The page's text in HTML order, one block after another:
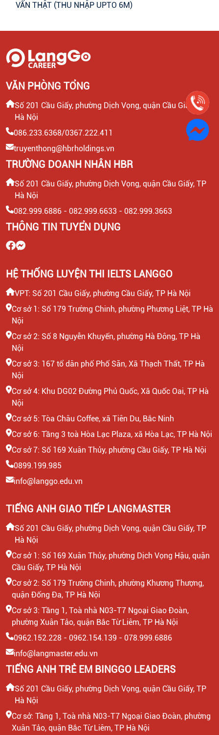
VẤN THẬT (THU NHẬP UPTO 6M)
CHUYÊN VIÊN CONTENT VIRAL (FANPAGE
CHUYÊN VIÊN TƯ VẤN GIÁO DỤC (THU NHẬP UPTO
30 TRIỆU)
LEADER SALE/ TRƯỞNG NHÓM KINH DOANH/ TƯ
VẤN TUYỂN SINH
CTV KIỂM TRA NĂNG LỰC TIẾNG ANH ĐẦU VÀO CHO
HỌC VIÊN
HEADTEACHER MẢNG TIẾNG ANH TRẺ EM
VĂN PHÒNG TỔNG
Số 201 Cầu Giấy, phường Dịch Vọng, quận Cầu Giấy, TP
Hà Nội
086.233.6368/0367.222.411
truyenthong@hbrholdings.vn
TRƯỜNG DOANH NHÂN HBR
Số 201 Cầu Giấy, phường Dịch Vọng, quận Cầu Giấy, TP
Hà Nội
082.999.6886 - 082.999.6633 - 082.999.3663
THÔNG TIN TUYỂN DỤNG
HỆ THỐNG LUYỆN THI IELTS LANGGO
VPT: Số 201 Cầu Giấy, phường Cầu Giấy, TP Hà Nội
Cơ sở 1: Số 179 Trường Chinh, phường Phương Liệt, TP Hà
Nội
Cơ sở 2: Số 8 Nguyễn Khuyến, phường Hà Đông, TP Hà
Nội
Cơ sở 3: 167 tổ dân phố Phố Săn, Xã Thạch Thất, TP Hà
Nội
Cơ sở 4: Khu DG02 Đường Phủ Quốc, Xã Quốc Oai, TP Hà
Nội
Cơ sở 5: Tòa Châu Coffee, xã Tiên Du, Bắc Ninh
Cơ sở 6: Tầng 3 toà Hòa Lạc Plaza, xã Hòa Lạc, TP Hà Nội
Cơ sở 7: Số 169 Xuân Thủy, phường Cầu Giấy, TP Hà Nội
0899.199.985
info@langgo.edu.vn
TIẾNG ANH GIAO TIẾP LANGMASTER
Số 201 Cầu Giấy, phường Dịch Vọng, quận Cầu Giấy, TP
Hà Nội
Cơ sở 1: Số 169 Xuân Thủy, phường Dịch Vọng Hậu, quận
Cầu Giấy, TP Hà Nội
Cơ sở 2: Số 179 Trường Chinh, phường Khương Thượng,
quận Đống Đa, TP Hà Nội
Cơ sở 3: Tầng 1, Toà nhà N03-T7 Ngoại Giao Đoàn,
phường Xuân Tảo, quận Bắc Từ Liêm, TP Hà Nội
0962.152.228 - 0962.154.139 - 078.999.6886
info@langmaster.edu.vn
TIẾNG ANH TRẺ EM BINGGO LEADERS
Số 201 Cầu Giấy, phường Dịch Vọng, quận Cầu Giấy, TP
Hà Nội
Cơ sở: Tầng 1, Toà nhà N03-T7 Ngoại Giao Đoàn, phường
Xuân Tảo, quận Bắc Từ Liêm, TP Hà Nội